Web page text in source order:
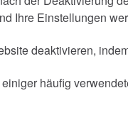
Ihre Einstellungen
deaktivieren,
häufig